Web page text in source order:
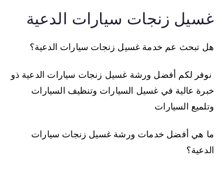
غسيل زنجات سيارات الدعية
هل تبحث عم خدمة غسيل زنجات سيارات الدعية؟
نوفر لكم أفضل ورشة غسيل زنجات سيارات الدعية ذو
خبرة عالية في غسيل السيارات وتنظيف السيارات
وتلميع السيارات
ما هي أفضل خدمات ورشة غسيل زنجات سيارات
الدعية؟